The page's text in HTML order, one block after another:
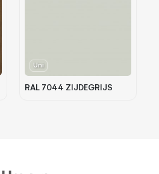
Uni
RAL 7044 ZIJDEGRIJS